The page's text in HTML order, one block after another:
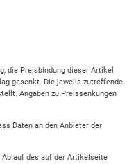
die Preisbindung dieser Artikel
gesenkt. Die jeweils zutreffende
Angaben zu Preissenkungen
Daten an den Anbieter der
Ablauf des auf der Artikelseite